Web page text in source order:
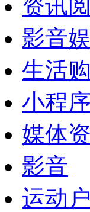
资讯
影音
生活
小程序
媒体
影音
运动